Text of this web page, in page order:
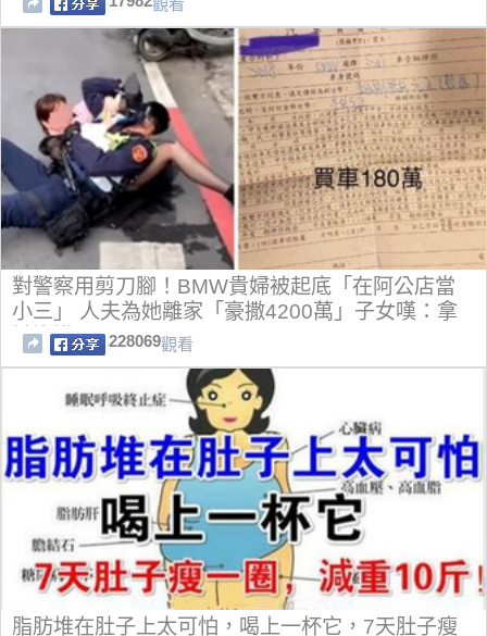
觀看
對警察用剪刀腳！BMW貴婦被起底「在阿公店當
小三」 人夫為她離家「豪撒4200萬」子女嘆：拿
她沒轍
228069觀看
脂肪堆在肚子上太可怕，喝上一杯它，7天肚子瘦